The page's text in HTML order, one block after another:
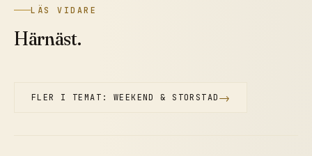
LÄS VIDARE
Härnäst.
FLER I TEMAT: WEEKEND & STORSTAD→